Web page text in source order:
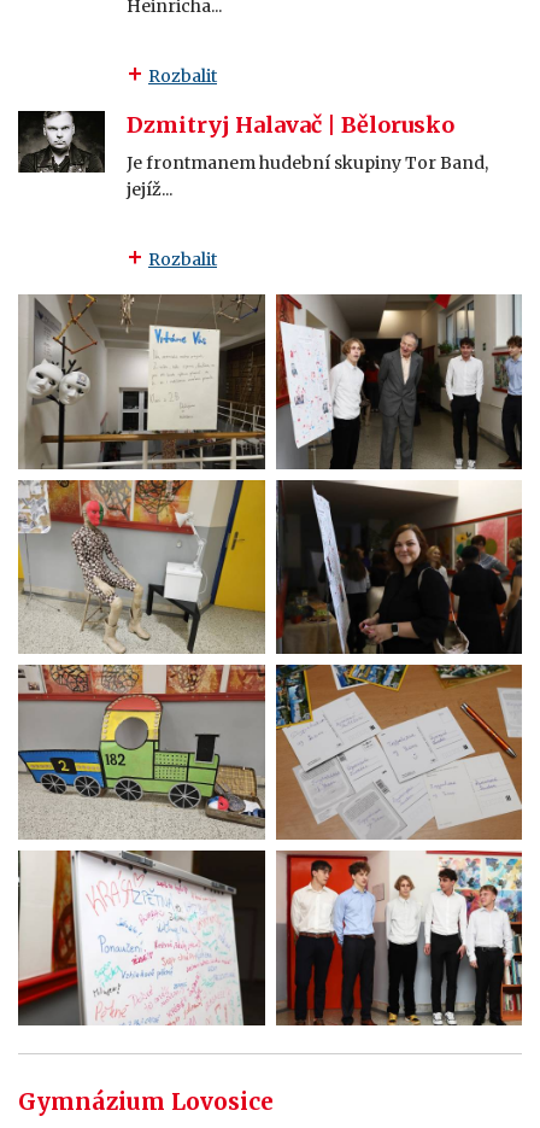
Heinricha...
Rozbalit
Dzmitryj Halavač | Bělorusko
Je frontmanem hudební skupiny Tor Band,
jejíž...
Rozbalit
Gymnázium Lovosice